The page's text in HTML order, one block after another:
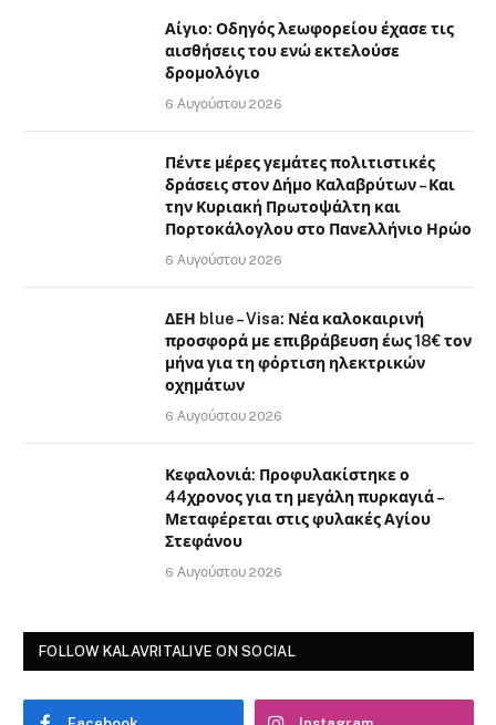
Αίγιο: Οδηγός λεωφορείου έχασε τις
αισθήσεις του ενώ εκτελούσε
δρομολόγιο
6 Αυγούστου 2026
Πέντε μέρες γεμάτες πολιτιστικές
δράσεις στον Δήμο Καλαβρύτων – Και
την Κυριακή Πρωτοψάλτη και
Πορτοκάλογλου στο Πανελλήνιο Ηρώο
6 Αυγούστου 2026
ΔΕΗ blue – Visa: Νέα καλοκαιρινή
προσφορά με επιβράβευση έως 18€ τον
μήνα για τη φόρτιση ηλεκτρικών
οχημάτων
6 Αυγούστου 2026
Κεφαλονιά: Προφυλακίστηκε ο
44χρονος για τη μεγάλη πυρκαγιά –
Μεταφέρεται στις φυλακές Αγίου
Στεφάνου
6 Αυγούστου 2026
FOLLOW KALAVRITALIVE ON SOCIAL